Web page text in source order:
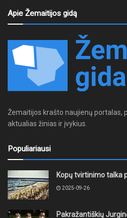
Apie Žemaitijos gidą
Žemaitijos krašto naujienų portalas,
aktualias žinias ir įvykius.
Populiariausi
Kopų tvirtinimo talka
2025-09-26
Pakražantiškių